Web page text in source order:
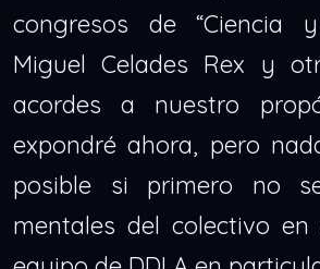
congresos de “Ciencia
Miguel Celades Rex y
acordes a nuestro
expondré ahora, pero
posible si primero no
mentales del colectivo